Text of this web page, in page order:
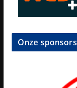
Onze sponsors